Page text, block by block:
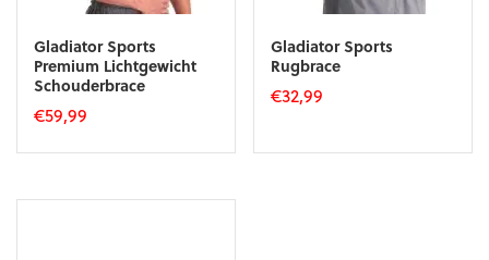
productpagina
productpagina
Gladiator Sports
Premium Lichtgewicht
Schouderbrace
€59,99
meerdere
Gladiator Sports
Rugbrace
€32,99